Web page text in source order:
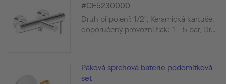
#CE5230000
Druh připojení: 1/2", Keramická kartuše,
doporučený provozní tlak: 1 - 5 bar, Dr...
Páková sprchová baterie podomítková
set